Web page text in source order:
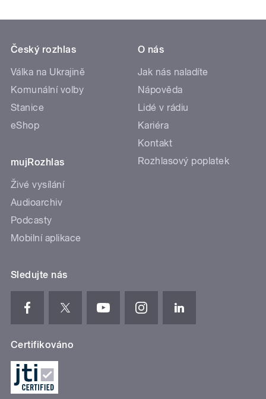
Český rozhlas
Válka na Ukrajině
Komunální volby
Stanice
eShop
mujRozhlas
Živé vysílání
Audioarchiv
Podcasty
Mobilní aplikace
O nás
Jak nás naladíte
Nápověda
Lidé v rádiu
Kariéra
Kontakt
Rozhlasový poplatek
Sledujte nás
Certifikováno